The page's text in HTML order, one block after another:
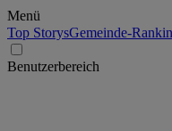
Menü
Top StorysGemeinde-
Benutzerbereich